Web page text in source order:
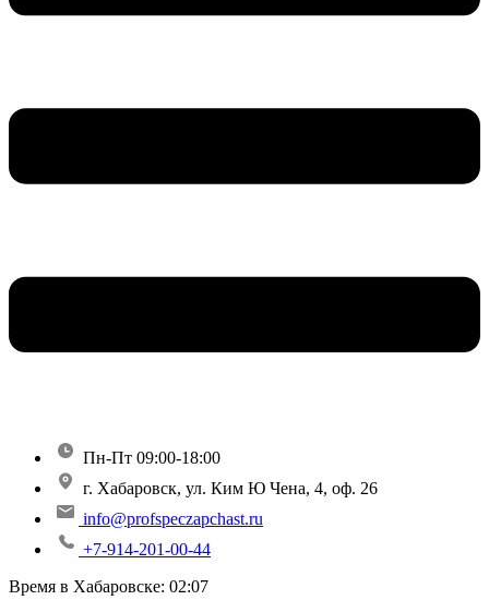
Пн-Пт 09:00-18:00
г. Хабаровск, ул. Ким Ю Чена, 4, оф. 26
info@profspeczapchast.ru
+7-914-201-00-44
Время в Хабаровске: 02:07